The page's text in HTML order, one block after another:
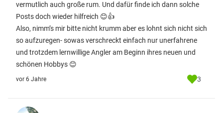
vermutlich auch große rum. Und dafür finde ich dann solche
Posts doch wieder hilfreich 😊👍
Also, nimm’s mir bitte nicht krumm aber es lohnt sich nicht sich
so aufzuregen- sowas verschreckt einfach nur unerfahrene
und trotzdem lernwillige Angler am Beginn ihres neuen und
schönen Hobbys 😊
vor 6 Jahre 3